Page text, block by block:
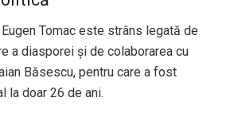
Tomac este strâns legată de
a diasporei și de colaborarea cu
Băsescu, pentru care a fost
la doar 26 de ani.